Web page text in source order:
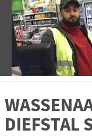
Vorige
DIEFSTAL